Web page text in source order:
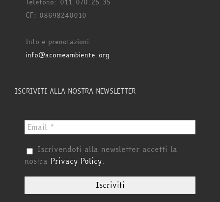
Telefono: 011.070.25.35
CF: 08698240010
Info e prenotazioni:
info@acomeambiente.org
ISCRIVITI ALLA NOSTRA NEWSLETTER
Iscrivendoti alla newsletter accetti la
nostra Privacy Policy.